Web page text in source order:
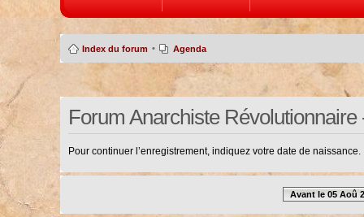
Index du forum • Agenda
Forum Anarchiste
Pour continuer l’enregistrement, indiquez votre date de naissance.
Avant le 05 Aoû